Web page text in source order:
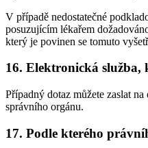
V případě nedostatečné
posuzujícím lékařem
který je povinen se tomuto
16. Elektronická služba,
Případný dotaz můžete zaslat
správního orgánu.
17. Podle kterého